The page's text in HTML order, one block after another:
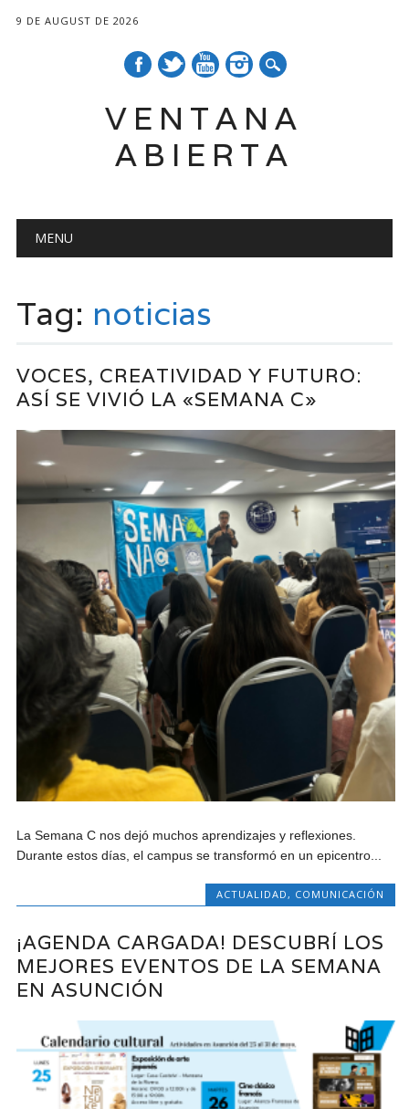
9 DE AUGUST DE 2026
VENTANA
ABIERTA
Main menu
MENU
Tag: noticias
VOCES, CREATIVIDAD Y FUTURO:
ASÍ SE VIVIÓ LA «SEMANA C»
La Semana C nos dejó muchos aprendizajes y reflexiones.
Durante estos días, el campus se transformó en un epicentro...
ACTUALIDAD, COMUNICACIÓN
¡AGENDA CARGADA! DESCUBRÍ LOS
MEJORES EVENTOS DE LA SEMANA
EN ASUNCIÓN